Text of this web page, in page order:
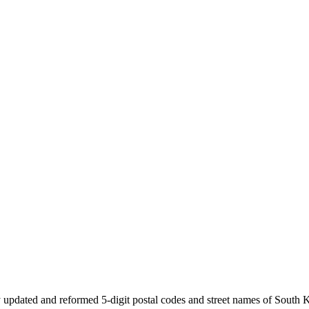
and reformed 5-digit postal codes and street names of South